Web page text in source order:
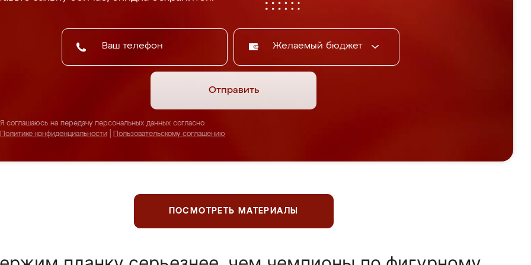
Желаемый бюджет
Отправить
Я соглашаюсь на передачу персональных данных согласно
Политике конфиденциальности
Пользовательскому соглашению
ПОСМОТРЕТЬ МАТЕРИАЛЫ